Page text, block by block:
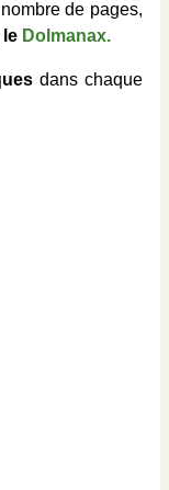
de pages,
Dolmanax.
dans chaque